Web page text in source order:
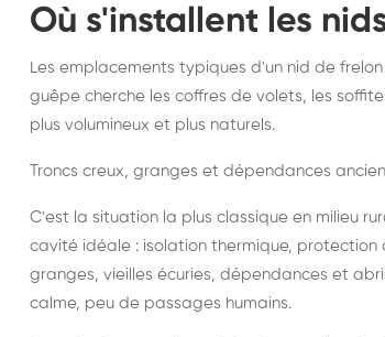
Où s'installent les
Les emplacements typiques d'un nid de
guêpe cherche les coffres de volets, les
plus volumineux et plus naturels.
Troncs creux, granges et dépendances
C'est la situation la plus classique en milieu
cavité idéale : isolation thermique, protection
granges, vieilles écuries, dépendances et
calme, peu de passages humains.